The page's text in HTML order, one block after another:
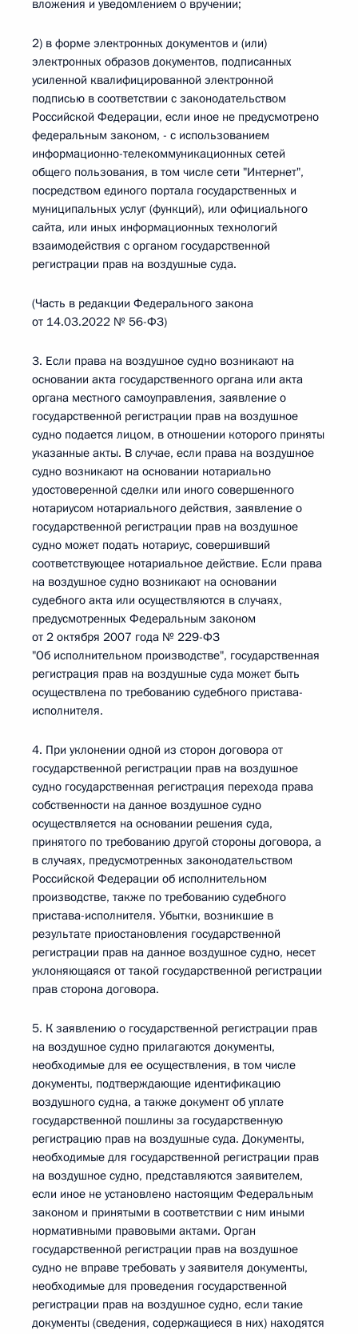
вложения и уведомлением о вручении;
2) в форме электронных документов и (или)
электронных образов документов, подписанных
усиленной квалифицированной электронной
подписью в соответствии с законодательством
Российской Федерации, если иное не предусмотрено
федеральным законом, - с использованием
информационно-телекоммуникационных сетей
общего пользования, в том числе сети "Интернет",
посредством единого портала государственных и
муниципальных услуг (функций), или официального
сайта, или иных информационных технологий
взаимодействия с органом государственной
регистрации прав на воздушные суда.
(Часть в редакции Федерального закона
от 14.03.2022 № 56-ФЗ)
3. Если права на воздушное судно возникают на
основании акта государственного органа или акта
органа местного самоуправления, заявление о
государственной регистрации прав на воздушное
судно подается лицом, в отношении которого приняты
указанные акты. В случае, если права на воздушное
судно возникают на основании нотариально
удостоверенной сделки или иного совершенного
нотариусом нотариального действия, заявление о
государственной регистрации прав на воздушное
судно может подать нотариус, совершивший
соответствующее нотариальное действие. Если права
на воздушное судно возникают на основании
судебного акта или осуществляются в случаях,
предусмотренных Федеральным законом
от 2 октября 2007 года № 229-ФЗ
"Об исполнительном производстве", государственная
регистрация прав на воздушные суда может быть
осуществлена по требованию судебного пристава-
исполнителя.
4. При уклонении одной из сторон договора от
государственной регистрации прав на воздушное
судно государственная регистрация перехода права
собственности на данное воздушное судно
осуществляется на основании решения суда,
принятого по требованию другой стороны договора, а
в случаях, предусмотренных законодательством
Российской Федерации об исполнительном
производстве, также по требованию судебного
пристава-исполнителя. Убытки, возникшие в
результате приостановления государственной
регистрации прав на данное воздушное судно, несет
уклоняющаяся от такой государственной регистрации
прав сторона договора.
5. К заявлению о государственной регистрации прав
на воздушное судно прилагаются документы,
необходимые для ее осуществления, в том числе
документы, подтверждающие идентификацию
воздушного судна, а также документ об уплате
государственной пошлины за государственную
регистрацию прав на воздушные суда. Документы,
необходимые для государственной регистрации прав
на воздушное судно, представляются заявителем,
если иное не установлено настоящим Федеральным
законом и принятыми в соответствии с ним иными
нормативными правовыми актами. Орган
государственной регистрации прав на воздушное
судно не вправе требовать у заявителя документы,
необходимые для проведения государственной
регистрации прав на воздушное судно, если такие
документы (сведения, содержащиеся в них) находятся